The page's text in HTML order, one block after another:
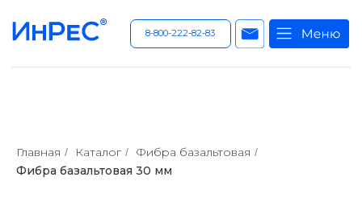
8-800-222-82-83
Главная / Каталог / Фибра базальтовая /
Фибра базальтовая 30 мм